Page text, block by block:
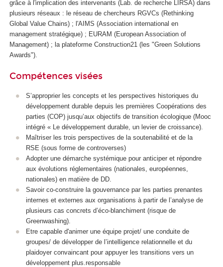
grâce à l'implication des intervenants (Lab. de recherche LIRSA) dans
plusieurs réseaux : le réseau de chercheurs RGVCs (Rethinking
Global Value Chains) ; l'AIMS (Association international en
management stratégique) ; EURAM (European Association of
Management) ; la plateforme Construction21 (les "Green Solutions
Awards").
Compétences visées
S’approprier les concepts et les perspectives historiques du
développement durable depuis les premières Coopérations des
parties (COP) jusqu’aux objectifs de transition écologique (Mooc
intégré « Le développement durable, un levier de croissance).
Maîtriser les trois perspectives de la soutenabilité et de la
RSE (sous forme de controverses)
Adopter une démarche systémique pour anticiper et répondre
aux évolutions réglementaires (nationales, européennes,
nationales) en matière de DD.
Savoir co-construire la gouvernance par les parties prenantes
internes et externes aux organisations à partir de l’analyse de
plusieurs cas concrets d’éco-blanchiment (risque de
Greenwashing).
Etre capable d'animer une équipe projet/ une conduite de
groupes/ de développer de l’intelligence relationnelle et du
plaidoyer convaincant pour appuyer les transitions vers un
développement plus.responsable